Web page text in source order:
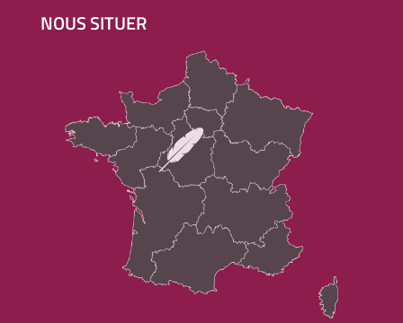
NOUS SITUER